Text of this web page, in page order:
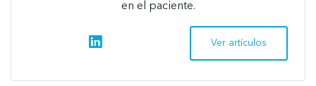
en el paciente.
Ver artículos